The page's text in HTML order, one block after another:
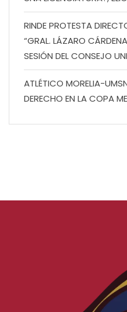
RINDE PROTESTA
“GRAL. LÁZARO
SESIÓN DEL CONSEJO
ATLÉTICO MORELIA-
DERECHO EN LA COPA